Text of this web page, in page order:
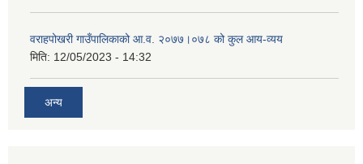
वराहपोखरी गाउँपालिकाको आ.व. २०७७।०७८ को कुल आय-व्यय
मिति: 12/05/2023 - 14:32
अन्य